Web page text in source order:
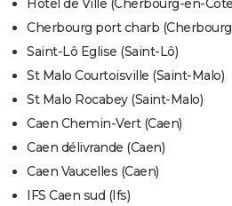
Hôtel de Ville (Cherbourg-en-
Cherbourg port charb
Saint-Lô Eglise (Saint-Lô)
St Malo Courtoisville (Saint-Malo)
St Malo Rocabey (Saint-Malo)
Caen Chemin-Vert (Caen)
Caen délivrande (Caen)
Caen Vaucelles (Caen)
IFS Caen sud (Ifs)